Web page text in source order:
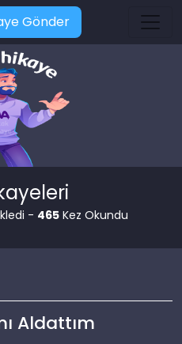
Gönder
- 465Kez Okundu
Aldattım